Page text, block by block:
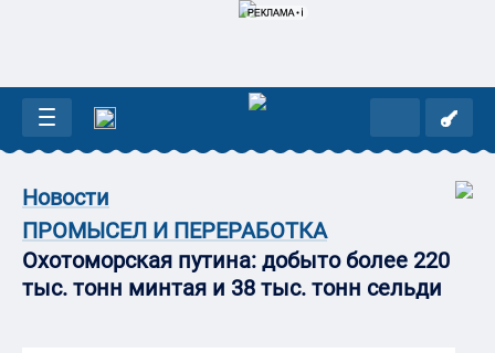
Новости
ПРОМЫСЕЛ И ПЕРЕРАБОТКА
Охотоморская путина: добыто более 220
тыс. тонн минтая и 38 тыс. тонн сельди